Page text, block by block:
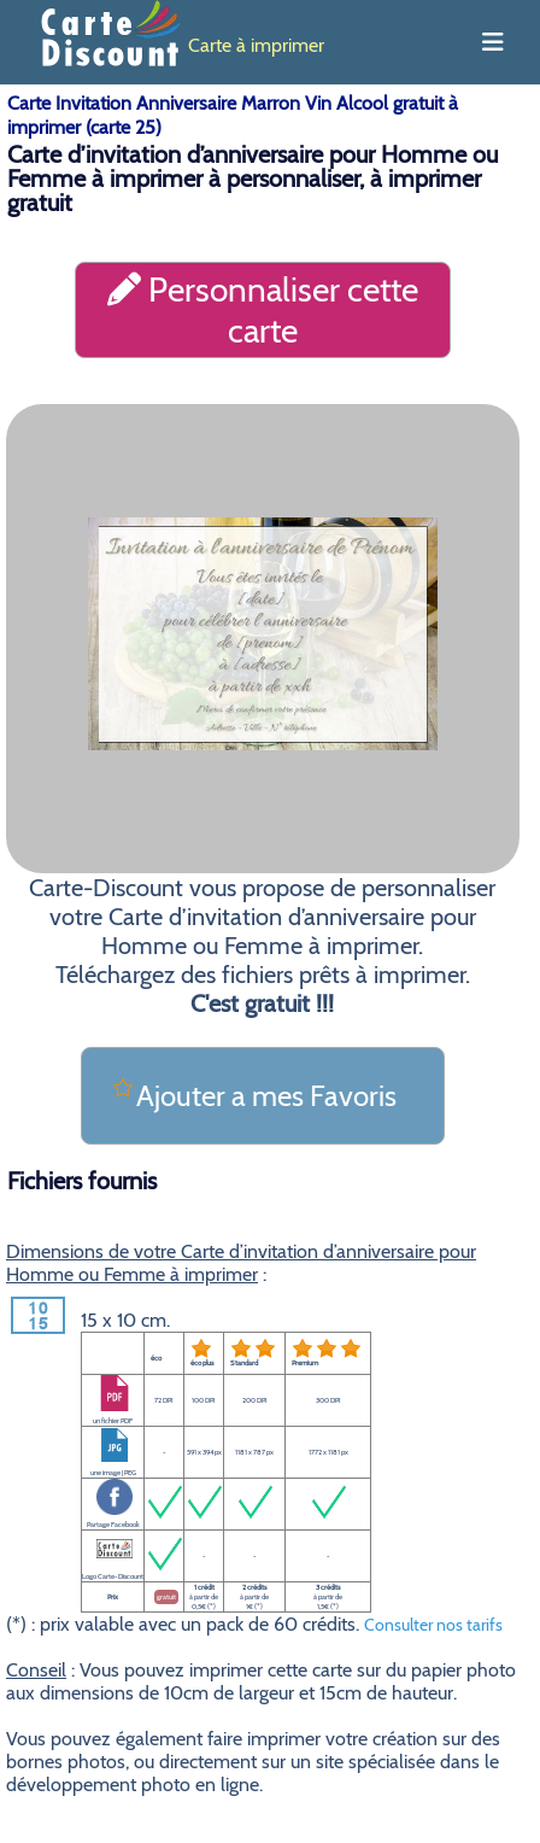
Carte à imprimer
Carte Invitation Anniversaire Marron Vin Alcool gratuit à
imprimer (carte 25)
Carte d’invitation d’anniversaire pour Homme ou
Femme à imprimer à personnaliser, à imprimer
gratuit
Personnaliser cette
carte
Carte-Discount vous propose de personnaliser
votre Carte d’invitation d’anniversaire pour
Homme ou Femme à imprimer.
Téléchargez des fichiers prêts à imprimer.
C'est gratuit !!!
Ajouter a mes Favoris
Fichiers fournis
Dimensions de votre Carte d’invitation d’anniversaire pour
Homme ou Femme à imprimer :
15 x 10 cm.
éco éco plus Standard Premium
un fichier PDF
72 DPI 100 DPI 200 DPI 300 DPI
une image JPEG
- 591 x 394 px 1181 x 787 px 1772 x 1181 px
Partage Facebook
Logo Carte-Discount
- - -
Prix gratuit
1 crédit
à partir de
0,5€ (*)
2 crédits
à partir de
1€ (*)
3 crédits
à partir de
1,5€ (*)
(*) : prix valable avec un pack de 60 crédits. Consulter nos tarifs
Conseil : Vous pouvez imprimer cette carte sur du papier photo
aux dimensions de 10cm de largeur et 15cm de hauteur.
Vous pouvez également faire imprimer votre création sur des
bornes photos, ou directement sur un site spécialisée dans le
développement photo en ligne.